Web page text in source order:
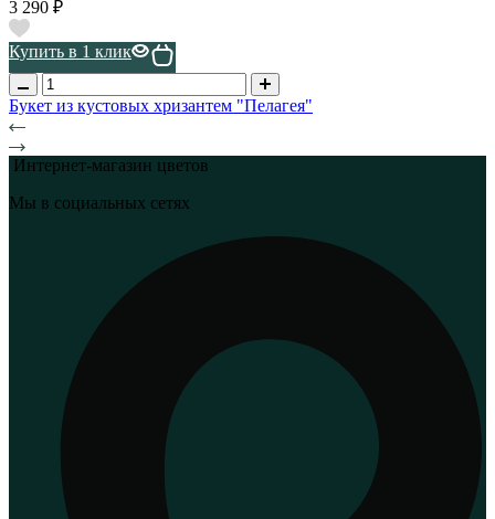
3 290 ₽
Купить в 1 клик
Букет из кустовых хризантем "Пелагея"
Интернет-магазин цветов
Мы в социальных сетях